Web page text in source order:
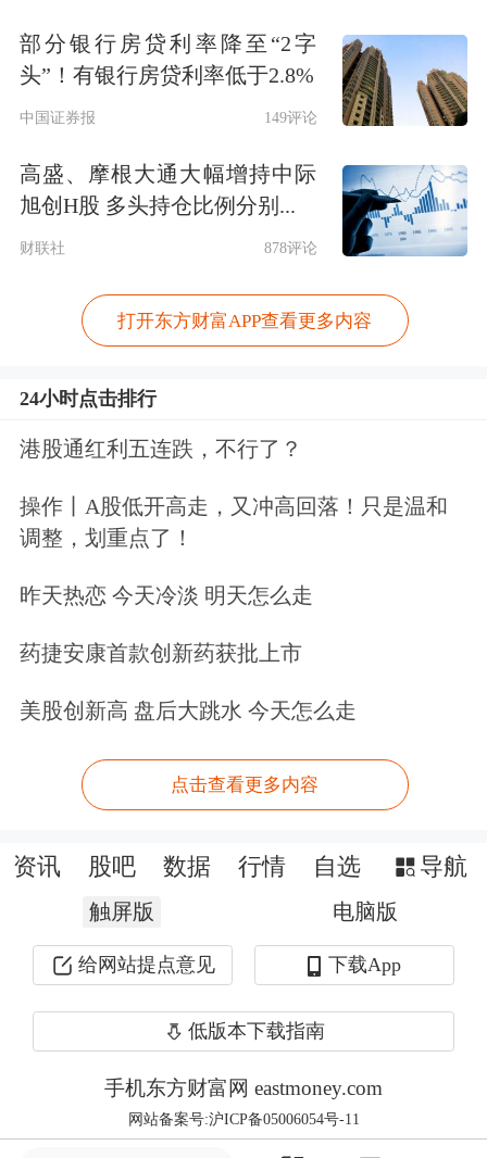
公司寿险首创的“智能预赔”服务，全年
累计赔付款超2.6亿元；产险的“一键理
赔”服务也已覆盖超234万客户。
中国平安不仅实现了自身业务的突破和
发展，更始终致力于利用自身金融、科
乡村振兴、推动碳达峰及碳中和加速
鹤滩水电站，一项项国之重器的建设中
总不乏中国平安的身影。截至2020年年
末，中国平安累计投入超5万亿元保险
资金服务实体经济，覆盖能源、铁路、
港口等重要基建，其中累计为粤港澳大
元。
思想，坚定以客户为导向的经营理念，
升支持实体经济的质效，创新践行有温
度的金融服务。”马明哲表示，“平安也
将始终不渝地履行企业社会责任，大力
疗生态圈，让客户感受“保险+健康”的
部分银行房贷利率降至“2字
头”！有银行房贷利率低于2.8%
中国证券报 149评论
高盛、摩根大通大幅增持中际
旭创H股 多头持仓比例分别...
财联社 878评论
打开东方财富APP查看更多内容
24小时点击排行
港股通红利五连跌，不行了？
操作丨A股低开高走，又冲高回落！只是温和
调整，划重点了！
昨天热恋 今天冷淡 明天怎么走
药捷安康首款创新药获批上市
美股创新高 盘后大跳水 今天怎么走
点击查看更多内容
资讯 股吧 数据 行情 自选 导航
触屏版 电脑版
给网站提点意见 下载App
低版本下载指南
手机东方财富网 eastmoney.com
网站备案号:沪ICP备05006054号-11